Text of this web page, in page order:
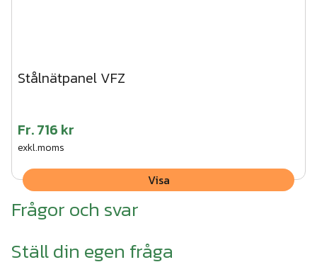
Stålnätpanel VFZ
Fr.716 kr
exkl.moms
Visa
Frågor och svar
Ställ din egen fråga